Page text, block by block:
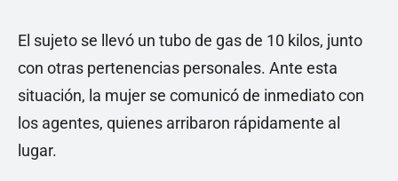
El sujeto se llevó un tubo de gas de 10 kilos, junto
con otras pertenencias personales. Ante esta
situación, la mujer se comunicó de inmediato con
los agentes, quienes arribaron rápidamente al
lugar.